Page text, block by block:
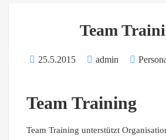
Team
25.5.2015 admin
Team Training
Team Training unterstützt